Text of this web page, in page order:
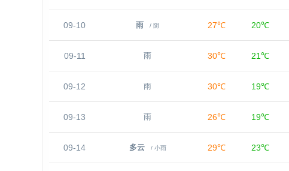
09-10 雨 / 阴 27℃ 20℃
09-11 雨 30℃ 21℃
09-12 雨 30℃ 19℃
09-13 雨 26℃ 19℃
09-14 多云 / 小雨 29℃ 23℃